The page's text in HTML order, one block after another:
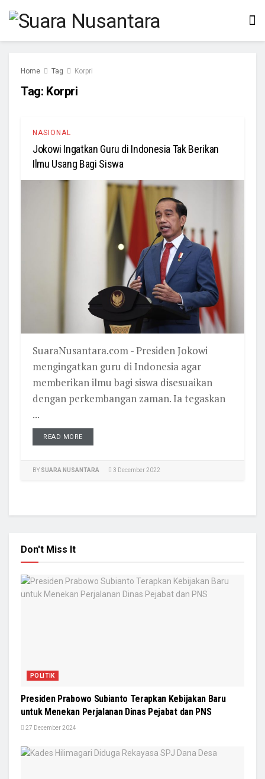
Home Tag Korpri
Tag: Korpri
NASIONAL
Jokowi Ingatkan Guru di Indonesia Tak Berikan
Ilmu Usang Bagi Siswa
SuaraNusantara.com - Presiden Jokowi
mengingatkan guru di Indonesia agar
memberikan ilmu bagi siswa disesuaikan
dengan perkembangan zaman. Ia tegaskan
...
READ MORE
BY SUARA NUSANTARA 3 December 2022
Don't Miss It
POLITIK
Presiden Prabowo Subianto Terapkan Kebijakan Baru
untuk Menekan Perjalanan Dinas Pejabat dan PNS
27 December 2024